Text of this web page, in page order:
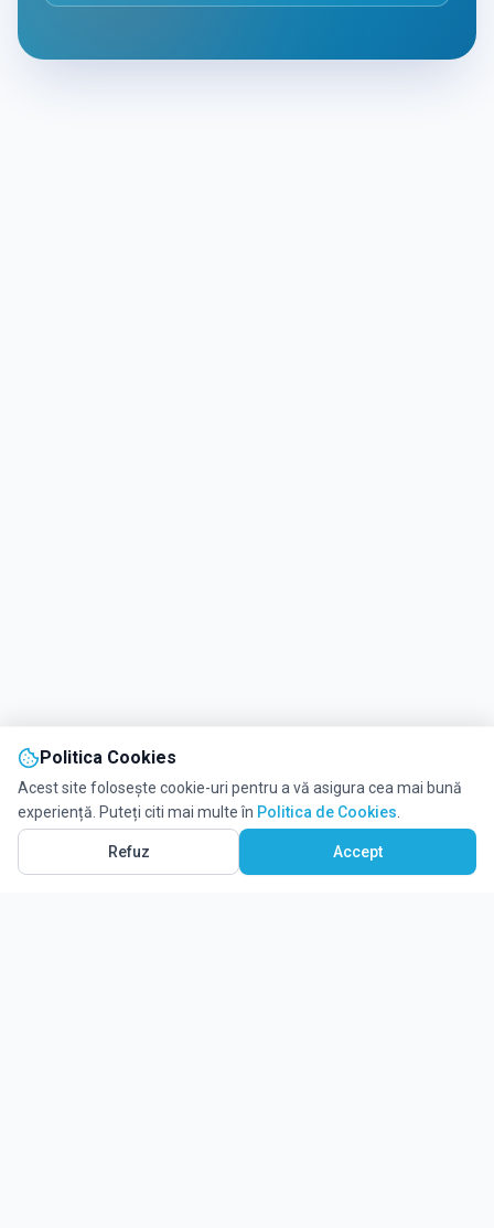
Politica Cookies
Acest site folosește cookie-uri pentru a vă asigura cea mai bună
experiență. Puteți citi mai multe în Politica de Cookies
Refuz Accept